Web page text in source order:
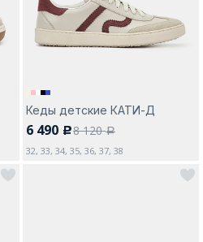
город
Кеды детские КАТИ-Д
6 490 c8 120a
32, 33, 34, 35, 36, 37, 38